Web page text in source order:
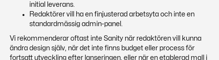
initial leverans.
Redaktörer vill ha en finjusterad arbetsyta och inte en
standardmässig admin-panel.
Vi rekommenderar oftast inte Sanity när redaktören vill kunna
ändra design själv, när det inte finns budget eller process för
fortsatt utveckling efter lanseringen, eller när en etablerad mall i